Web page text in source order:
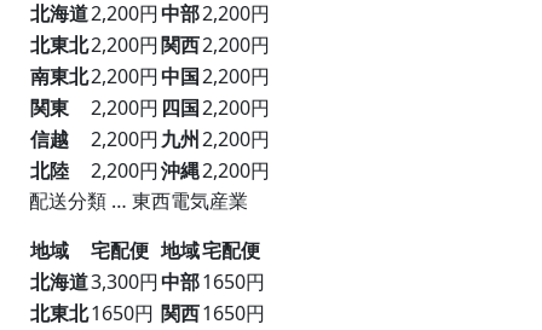
北海道2,200円中部2,200円
北東北2,200円関西2,200円
南東北2,200円中国2,200円
関東
2,200円 四国2,200円
信越
2,200円九州2,200円
北陸
2,200円沖縄2,200円
配送分類 … 東西電気産業
地域
宅配便 地域宅配便
北海道3,300円中部1650円
北東北1650円 関西1650円